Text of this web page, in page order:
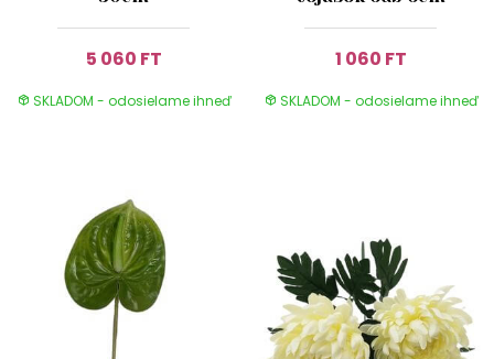
5 060 FT
SKLADOM - odosielame ihneď
1 060 FT
SKLADOM - odosielame ihneď